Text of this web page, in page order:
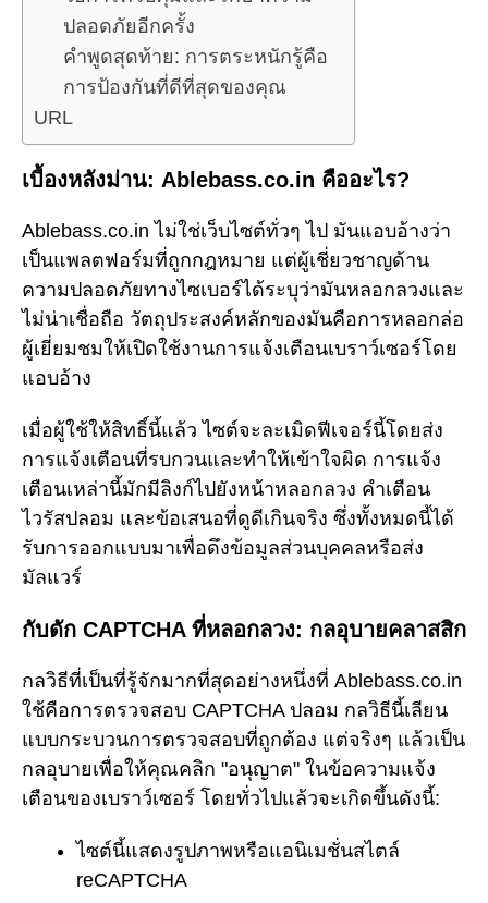
ปลอดภัยอีกครั้ง
คำพูดสุดท้าย: การตระหนักรู้คือ
การป้องกันที่ดีที่สุดของคุณ
URL
เบื้องหลังม่าน: Ablebass.co.in คืออะไร?
Ablebass.co.in ไม่ใช่เว็บไซต์ทั่วๆ ไป มันแอบอ้างว่า
เป็นแพลตฟอร์มที่ถูกกฎหมาย แต่ผู้เชี่ยวชาญด้าน
ความปลอดภัยทางไซเบอร์ได้ระบุว่ามันหลอกลวงและ
ไม่น่าเชื่อถือ วัตถุประสงค์หลักของมันคือการหลอกล่อ
ผู้เยี่ยมชมให้เปิดใช้งานการแจ้งเตือนเบราว์เซอร์โดย
แอบอ้าง
เมื่อผู้ใช้ให้สิทธิ์นี้แล้ว ไซต์จะละเมิดฟีเจอร์นี้โดยส่ง
การแจ้งเตือนที่รบกวนและทำให้เข้าใจผิด การแจ้ง
เตือนเหล่านี้มักมีลิงก์ไปยังหน้าหลอกลวง คำเตือน
ไวรัสปลอม และข้อเสนอที่ดูดีเกินจริง ซึ่งทั้งหมดนี้ได้
รับการออกแบบมาเพื่อดึงข้อมูลส่วนบุคคลหรือส่ง
มัลแวร์
กับดัก CAPTCHA ที่หลอกลวง: กลอุบายคลาสสิก
กลวิธีที่เป็นที่รู้จักมากที่สุดอย่างหนึ่งที่ Ablebass.co.in
ใช้คือการตรวจสอบ CAPTCHA ปลอม กลวิธีนี้เลียน
แบบกระบวนการตรวจสอบที่ถูกต้อง แต่จริงๆ แล้วเป็น
กลอุบายเพื่อให้คุณคลิก "อนุญาต" ในข้อความแจ้ง
เตือนของเบราว์เซอร์ โดยทั่วไปแล้วจะเกิดขึ้นดังนี้:
ไซต์นี้แสดงรูปภาพหรือแอนิเมชั่นสไตล์
reCAPTCHA